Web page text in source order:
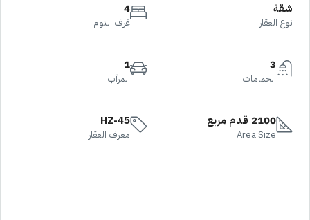
شقة
نوع العقار
4
غرف النوم
3
الحمامات
1
المرآب
2100 قدم مربع
Area Size
HZ-45
معرف العقار